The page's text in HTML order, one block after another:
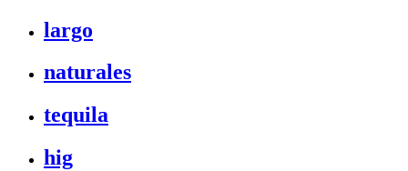
largo
naturales
tequila
hig